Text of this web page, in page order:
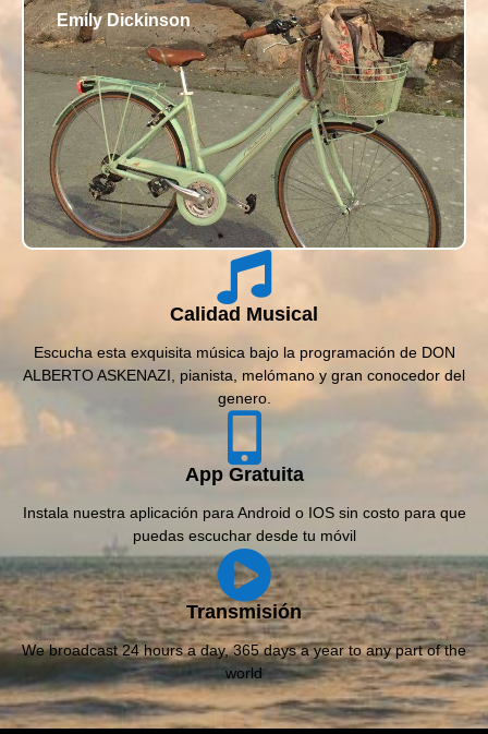
Emily Dickinson
Calidad Musical
Escucha esta exquisita música bajo la programación de DON
ALBERTO ASKENAZI, pianista, melómano y gran conocedor del
genero.
App Gratuita
Instala nuestra aplicación para Android o IOS sin costo para que
puedas escuchar desde tu móvil
Transmisión
We broadcast 24 hours a day, 365 days a year to any part of the
world